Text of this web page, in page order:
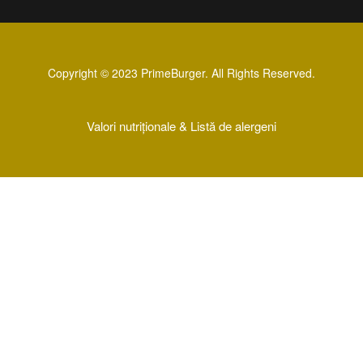
Copyright © 2023 PrimeBurger. All Rights Reserved.
Valori nutriționale & Listă de alergeni